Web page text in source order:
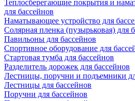
Теплосберегающие покрытия и
для бассейнов
Наматывающее устройство для
Солярная пленка (пузырьковая) для
Павильоны для бассейнов
Спортивное оборудование для
Стартовая тумба для бассейнов
Разделитель дорожек для бассейнов
Лестницы, поручни и подъемники
Лестницы для бассейнов
Поручни для бассейнов